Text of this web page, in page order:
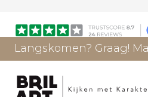
Langskomen? Graag!